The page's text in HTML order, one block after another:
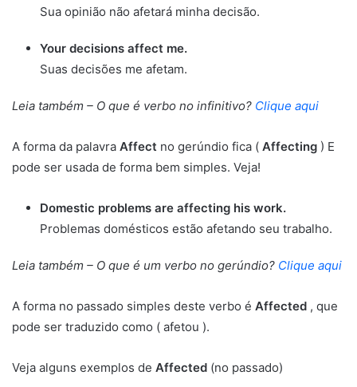
Sua opinião não afetará minha decisão.
Your decisions affect me.
Suas decisões me afetam.
Leia também – O que é verbo no infinitivo? Clique aqui
A forma da palavra Affect no gerúndio fica ( Affecting ) E
pode ser usada de forma bem simples. Veja!
Domestic problems are affecting his work.
Problemas domésticos estão afetando seu trabalho.
Leia também – O que é um verbo no gerúndio? Clique aqui
A forma no passado simples deste verbo é Affected , que
pode ser traduzido como ( afetou ).
Veja alguns exemplos de Affected (no passado)